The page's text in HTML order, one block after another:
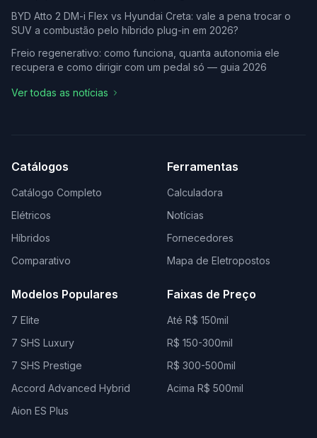
BYD Atto 2 DM-i Flex vs Hyundai Creta: vale a pena trocar o
SUV a combustão pelo híbrido plug-in em 2026?
Freio regenerativo: como funciona, quanta autonomia ele
recupera e como dirigir com um pedal só — guia 2026
Ver todas as notícias
Catálogos
Catálogo Completo
Elétricos
Híbridos
Comparativo
Ferramentas
Calculadora
Notícias
Fornecedores
Mapa de Eletropostos
Modelos Populares
7 Elite
7 SHS Luxury
7 SHS Prestige
Accord Advanced Hybrid
Aion ES Plus
Faixas de Preço
Até R$ 150mil
R$ 150-300mil
R$ 300-500mil
Acima R$ 500mil